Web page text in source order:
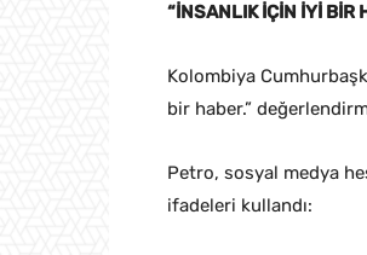
“İNSANLIK İÇİN İYİ BİR
Kolombiya
bir haber.”
Petro, sosyal medya
ifadeleri kullandı: